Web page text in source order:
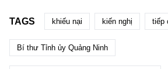
TAGS khiếu nại kiến nghị tiếp
Bí thư Tỉnh ủy Quảng Ninh